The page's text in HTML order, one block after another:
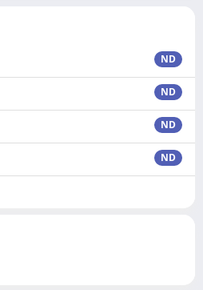
ND
ND
ND
ND